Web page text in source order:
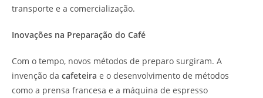
transporte e a comercialização.
Inovações na Preparação do Café
Com o tempo, novos métodos de preparo surgiram. A
invenção da cafeteira e o desenvolvimento de métodos
como a prensa francesa e a máquina de espresso